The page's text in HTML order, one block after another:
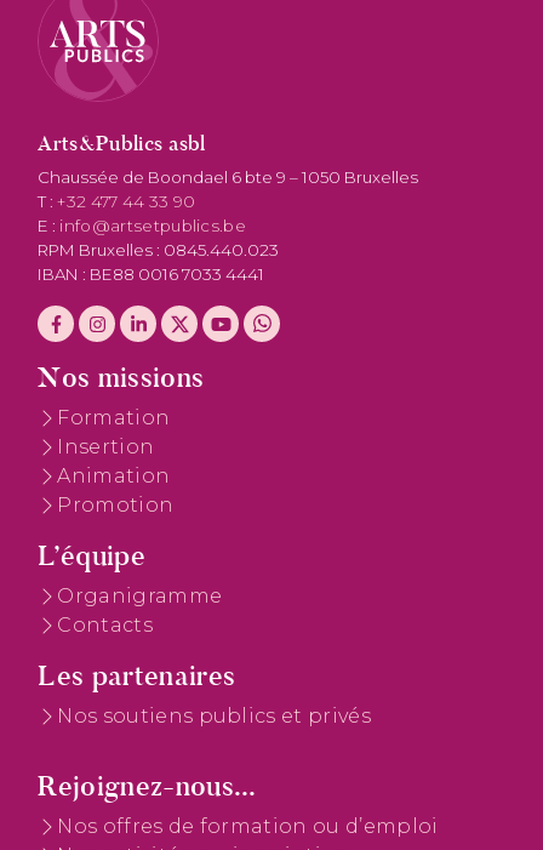
Arts&Publics asbl
Chaussée de Boondael 6 bte 9 – 1050 Bruxelles
T :+32 477 44 33 90
E : info@artsetpublics.be
RPM Bruxelles : 0845.440.023
IBAN : BE88 0016 7033 4441
Nos missions
Formation
Insertion
Animation
Promotion
L’équipe
Organigramme
Contacts
Les partenaires
Nos soutiens publics et privés
Rejoignez-nous...
Nos offres de formation ou d’emploi